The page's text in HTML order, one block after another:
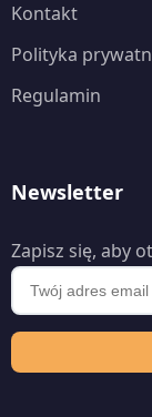
Kontakt
Polityka
Regulamin
Newsletter
Zapisz się, aby